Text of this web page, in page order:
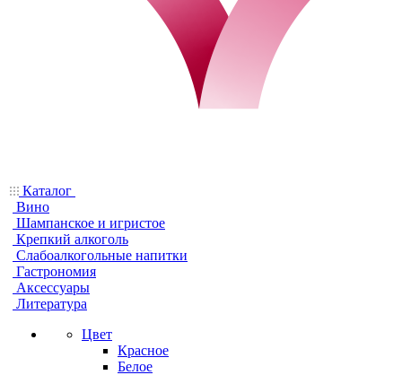
Каталог
Вино
Шампанское и игристое
Крепкий алкоголь
Слабоалкогольные напитки
Гастрономия
Аксессуары
Литература
Цвет
Красное
Белое